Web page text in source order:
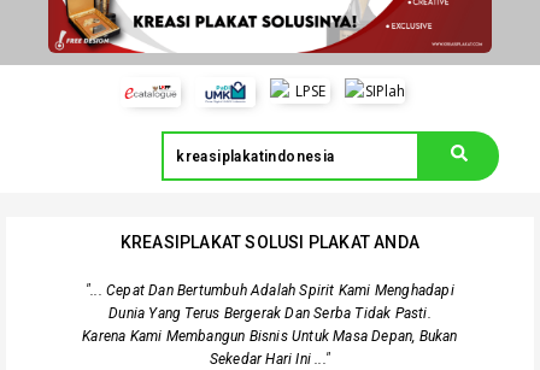
kreasiplakatindonesia
KREASIPLAKAT SOLUSI PLAKAT ANDA
"... Cepat Dan Bertumbuh Adalah Spirit Kami Menghadapi
Dunia Yang Terus Bergerak Dan Serba Tidak Pasti.
Karena Kami Membangun Bisnis Untuk Masa Depan, Bukan
Sekedar Hari Ini ..."